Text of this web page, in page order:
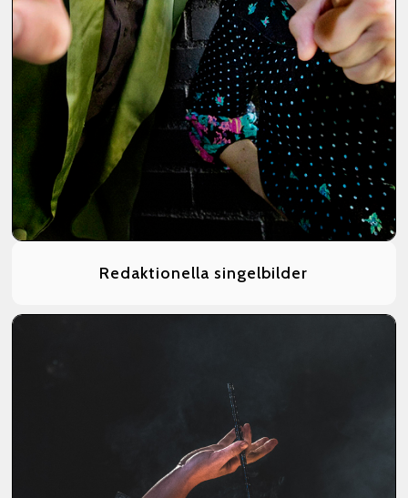
Redaktionella singelbilder